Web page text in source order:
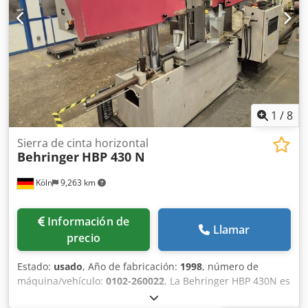
1 /8
Köln 9,263 km
Sierra de cinta horizontal
Behringer HBP 430 N
Información de
precio
Llamar
Estado: usado, Año de fabricación: 1998, número de
máquina/vehículo: 0102-260022, La Behringer HBP 430N es
una sierra de cinta horizontal de doble columna diseñada